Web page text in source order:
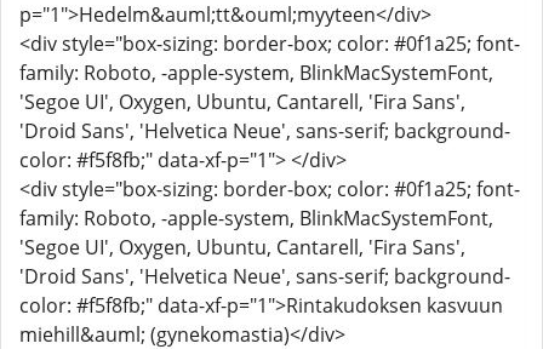
p="1">Hedelm&auml;tt&ouml;myyteen</div>
<div style="box-sizing: border-box; color: #0f1a25; font-
family: Roboto, -apple-system, BlinkMacSystemFont,
'Segoe UI', Oxygen, Ubuntu, Cantarell, 'Fira Sans',
'Droid Sans', 'Helvetica Neue', sans-serif; background-
color: #f5f8fb;" data-xf-p="1"> </div>
<div style="box-sizing: border-box; color: #0f1a25; font-
family: Roboto, -apple-system, BlinkMacSystemFont,
'Segoe UI', Oxygen, Ubuntu, Cantarell, 'Fira Sans',
'Droid Sans', 'Helvetica Neue', sans-serif; background-
color: #f5f8fb;" data-xf-p="1">Rintakudoksen kasvuun
miehill&auml; (gynekomastia)</div>